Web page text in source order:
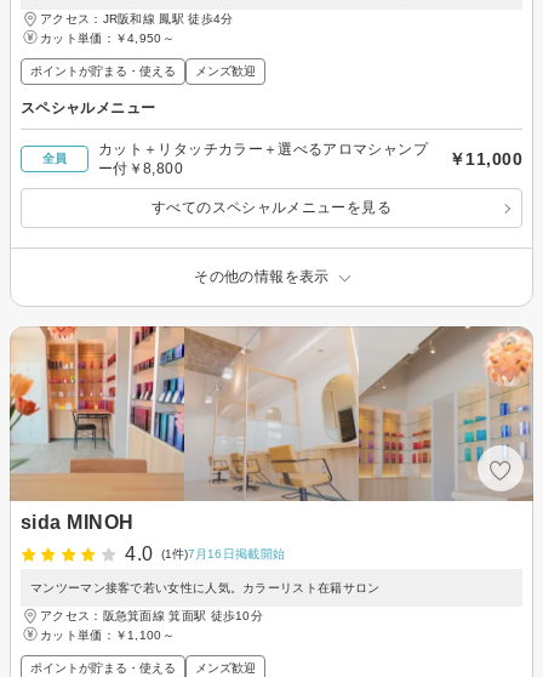
アクセス：JR阪和線 鳳駅 徒歩4分
カット単価： ￥4,950～
ポイントが貯まる・使える メンズ歓迎
スペシャルメニュー
全員
カット＋リタッチカラー＋選べるアロマシャンプ
ー付￥8,800
￥11,000
すべてのスペシャルメニューを見る
その他の情報を表示
sida MINOH
4.0
(1件)7月16日掲載開始
マンツーマン接客で若い女性に人気。カラーリスト在籍サロン
アクセス：阪急箕面線 箕面駅 徒歩10分
カット単価： ￥1,100～
ポイントが貯まる・使える メンズ歓迎